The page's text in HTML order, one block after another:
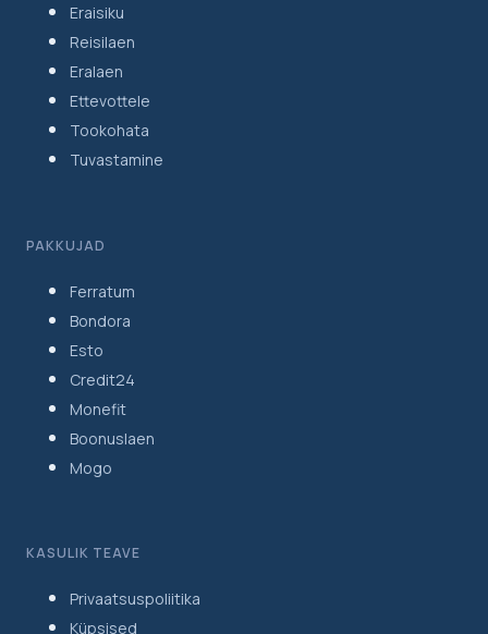
Eraisiku
Reisilaen
Eralaen
Ettevottele
Tookohata
Tuvastamine
PAKKUJAD
Ferratum
Bondora
Esto
Credit24
Monefit
Boonuslaen
Mogo
KASULIK TEAVE
Privaatsuspoliitika
Küpsised